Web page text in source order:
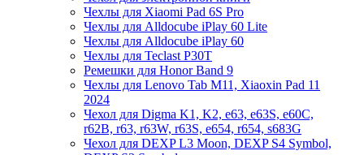
Чехлы для Xiaomi Pad 6S Pro
Чехлы для Alldocube iPlay 60 Lite
Чехлы для Alldocube iPlay 60
Чехлы для Teclast P30T
Ремешки для Honor Band 9
Чехлы для Lenovo Tab M11, Xiaoxin Pad 11
2024
Чехол для Digma K1, K2, e63, e63S, e60C,
r62B, r63, r63W, r63S, e654, r654, s683G
Чехол для DEXP L3 Moon, DEXP S4 Symbol,